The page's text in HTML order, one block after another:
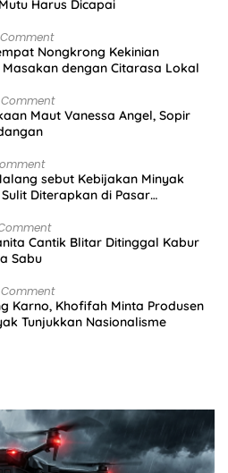
Harus Dicapai
Nongkrong Kekinian
dengan Citarasa Lokal
Maut Vanessa Angel, Sopir
sebut Kebijakan Minyak
Diterapkan di Pasar
Cantik Blitar Ditinggal Kabur
Sabu
Karno, Khofifah Minta Produsen
Tunjukkan Nasionalisme